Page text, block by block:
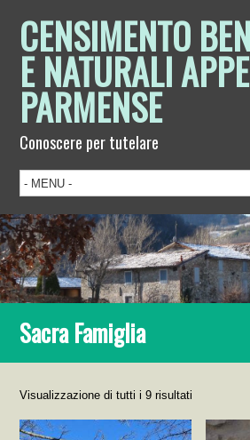
CENSIMENTO
E NATURALI
PARMENSE
Conoscere per tutelare
Sacra Famiglia
Visualizzazione di tutti i 9 risultati